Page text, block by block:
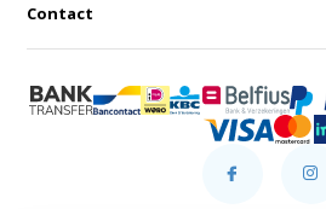
Contact